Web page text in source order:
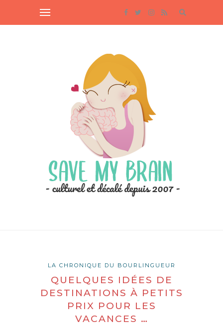
LA CHRONIQUE DU BOURLINGUEUR
QUELQUES IDÉES DE
DESTINATIONS À PETITS
PRIX POUR LES
VACANCES …